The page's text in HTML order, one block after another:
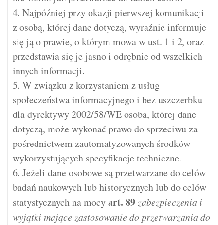
4. Najpóźniej przy okazji pierwszej komunikacji
z osobą, której dane dotyczą, wyraźnie informuje
się ją o prawie, o którym mowa w ust. 1 i 2, oraz
przedstawia się je jasno i odrębnie od wszelkich
innych informacji.
5. W związku z korzystaniem z usług
społeczeństwa informacyjnego i bez uszczerbku
dla dyrektywy 2002/58/WE osoba, której dane
dotyczą, może wykonać prawo do sprzeciwu za
pośrednictwem zautomatyzowanych środków
wykorzystujących specyfikacje techniczne.
6. Jeżeli dane osobowe są przetwarzane do celów
badań naukowych lub historycznych lub do celów
statystycznych na mocyart. 89 zabezpieczenia i
wyjątki mające zastosowanie do przetwarzania do